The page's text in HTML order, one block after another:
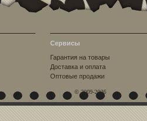
Сервисы
Гарантия на товары
Доставка и оплата
Оптовые продажи
© 2009-2026